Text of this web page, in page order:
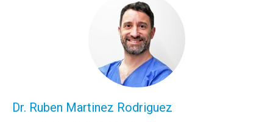
Dr. Ruben Martinez Rodriguez